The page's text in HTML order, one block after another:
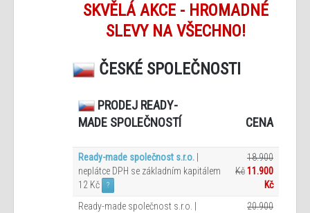
SKVĚLÁ AKCE - HROMADNÉ
SLEVY NA VŠECHNO!
ČESKÉ SPOLEČNOSTI
PRODEJ READY-
MADE SPOLEČNOSTÍ
CENA
Ready-made společnost s.r.o.
neplátce DPH se základním kapitálem
12 Kč
?
18.900
Kč11.900
Kč
Ready-made společnost s.r.o. |
20.900